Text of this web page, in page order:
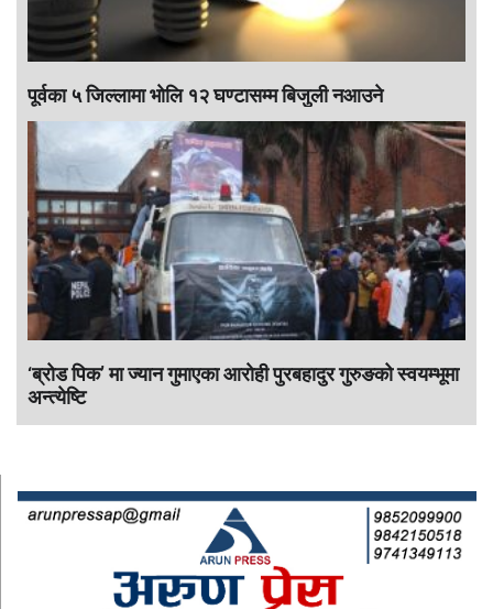
पूर्वका ५ जिल्लामा भाेलि १२ घण्टासम्म बिजुली नआउने
‘ब्रोड पिक’ मा ज्यान गुमाएका आराेही पुरबहादुर गुरुङको स्वयम्भूमा
अन्त्येष्टि